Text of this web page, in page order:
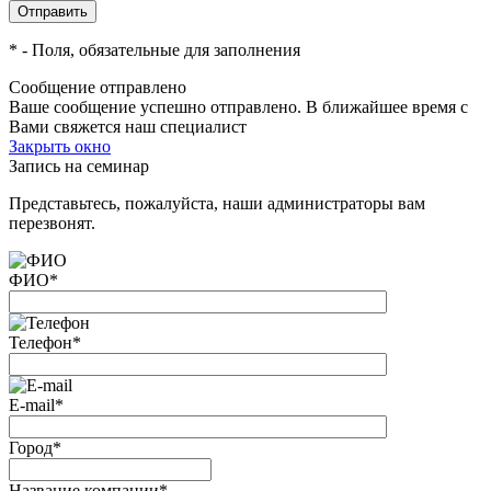
* - Поля, обязательные для заполнения
Сообщение отправлено
Ваше сообщение успешно отправлено. В ближайшее время с
Вами свяжется наш специалист
Закрыть окно
Запись на семинар
Представьтесь, пожалуйста, наши администраторы вам
перезвонят.
ФИО*
Телефон*
E-mail*
Город*